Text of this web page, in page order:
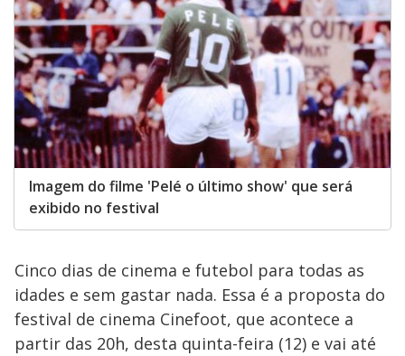
Imagem do filme 'Pelé o último show' que será
exibido no festival
Cinco dias de cinema e futebol para todas as
idades e sem gastar nada. Essa é a proposta do
festival de cinema Cinefoot, que acontece a
partir das 20h, desta quinta-feira (12) e vai até